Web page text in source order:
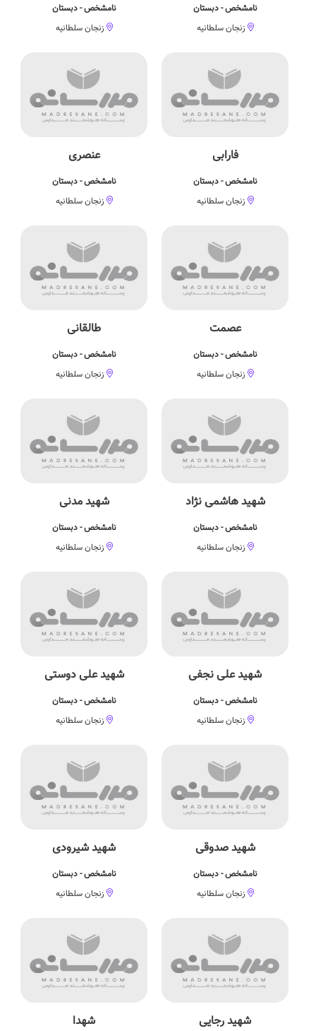
نامشخص - دبستان
زنجان سلطانیه
نامشخص - دبستان
زنجان سلطانیه
فارابی
نامشخص - دبستان
زنجان سلطانیه
عنصری
نامشخص - دبستان
زنجان سلطانیه
عصمت
نامشخص - دبستان
زنجان سلطانیه
طالقانی
نامشخص - دبستان
زنجان سلطانیه
شهید هاشمی نژاد
نامشخص - دبستان
زنجان سلطانیه
شهید مدنی
نامشخص - دبستان
زنجان سلطانیه
شهید علی نجفی
نامشخص - دبستان
زنجان سلطانیه
شهید علی دوستی
نامشخص - دبستان
زنجان سلطانیه
شهید صدوقی
نامشخص - دبستان
زنجان سلطانیه
شهید شیرودی
نامشخص - دبستان
زنجان سلطانیه
شهید رجایی شهدا